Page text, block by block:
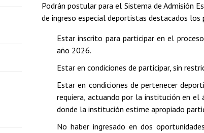
Podrán postular para el Sistema de Admisión
de ingreso especial deportistas destacados
Estar inscrito para participar en el
año 2026.
Estar en condiciones de participar, sin
Estar en condiciones de pertenecer
requiera, actuando por la institución en el
donde la institución estime apropiado
No haber ingresado en dos